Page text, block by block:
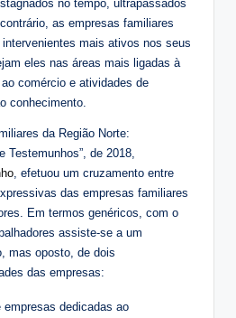
no tempo, ultrapassados
as empresas familiares
mais ativos nos seus
eles nas áreas mais ligadas à
comércio e atividades de
conhecimento.
da Região Norte:
Testemunhos”, de 2018,
, efetuou um cruzamento entre
das empresas familiares
Em termos genéricos, com o
assiste-se a um
mas oposto, de dois
das empresas:
empresas dedicadas ao